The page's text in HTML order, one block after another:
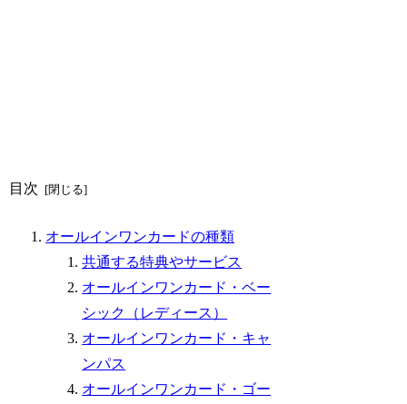
目次
オールインワンカードの種類
共通する特典やサービス
オールインワンカード・ベー
シック（レディース）
オールインワンカード・キャ
ンパス
オールインワンカード・ゴー